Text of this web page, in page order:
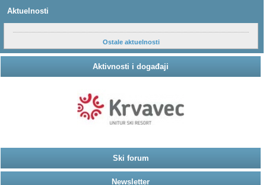
Aktuelnosti
Ostale aktuelnosti
Aktivnosti i događaji
Ski forum
Newsletter